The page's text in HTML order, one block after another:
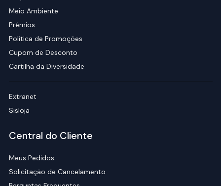
Meio Ambiente
Prêmios
Política de Promoções
Cupom de Desconto
Cartilha da Diversidade
Extranet
Sisloja
Central do Cliente
Meus Pedidos
Solicitação de Cancelamento